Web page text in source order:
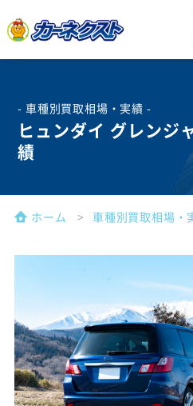
- 車種別買取相場・実績 -
ヒュンダイ グレンジ
績
ホーム 車種別買取相場・